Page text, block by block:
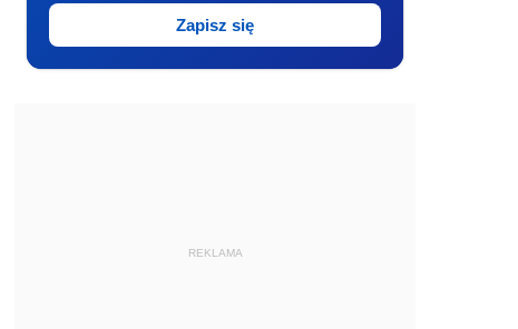
Zapisz się
REKLAMA